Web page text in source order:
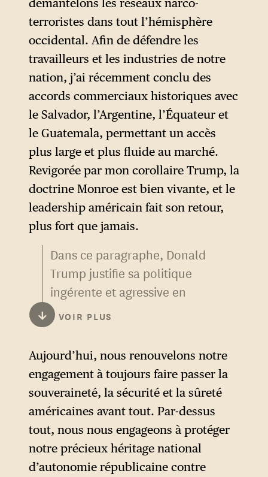
terroristes dans tout l’hémisphère
occidental. Afin de défendre les
travailleurs et les industries de notre
nation, j’ai récemment conclu des
accords commerciaux historiques avec
le Salvador, l’Argentine, l’Équateur et
le Guatemala, permettant un accès
plus large et plus fluide au marché.
Revigorée par mon corollaire Trump, la
doctrine Monroe est bien vivante, et le
leadership américain fait son retour,
plus fort que jamais.
Dans ce paragraphe, Donald
Trump justifie sa politique
ingérente et agressive en
Amérique latine en la
présentant comme découlant
des principes édictés en 1823
par Monroe, qu’il assume de
réinterpréter en lui adjoignant
ce qu’il appelle un « corollaire
Trump ».
↓ VOIR PLUS
Aujourd’hui, nous renouvelons notre
engagement à toujours faire passer la
souveraineté, la sécurité et la sûreté
américaines avant tout. Par-dessus
tout, nous nous engageons à protéger
notre précieux héritage national
d’autonomie républicaine contre